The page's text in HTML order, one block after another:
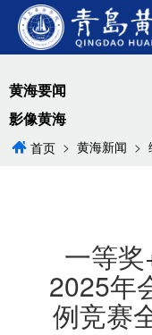
黄海要闻
影像黄海
首页 > 黄海新闻 >
一等
2025年
例竞赛